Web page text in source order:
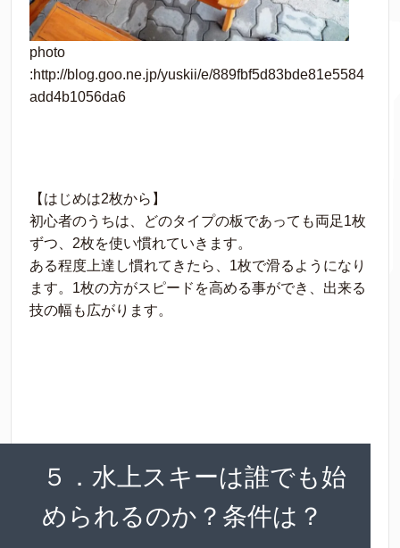
photo
:http://blog.goo.ne.jp/yuskii/e/889fbf5d83bde81e5584
add4b1056da6
【はじめは2枚から】
初心者のうちは、どのタイプの板であっても両足1枚
ずつ、2枚を使い慣れていきます。
ある程度上達し慣れてきたら、1枚で滑るようになり
ます。1枚の方がスピードを高める事ができ、出来る
技の幅も広がります。
５．水上スキーは誰でも始
められるのか？条件は？